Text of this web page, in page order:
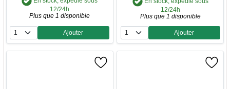
12/24h
Plus que 1 disponible
Quantité
Ajouter
12/24h
Plus que 1 disponible
Quantité
Ajouter